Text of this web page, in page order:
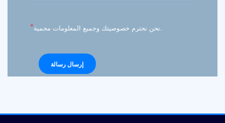
* نحن نحترم خصوصيتك وجميع المعلومات محمية.